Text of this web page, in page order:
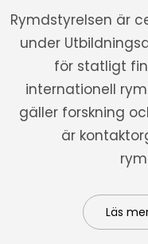
Rymdstyrelsen är
under
för statligt
internationell
gäller forskning
är
Läs